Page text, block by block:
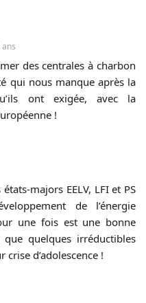
des centrales à charbon
qui nous manque après la
ont exigée, avec la
!
majors EELV, LFI et PS
de l’énergie
une fois est une bonne
quelques irréductibles
d’adolescence !